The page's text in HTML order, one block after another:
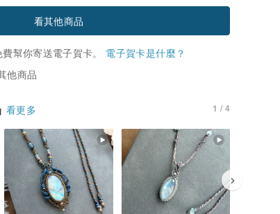
看其他商品
幫你寄送電子賀卡。 電子賀卡是什麼？
他商品
看更多 1 / 4